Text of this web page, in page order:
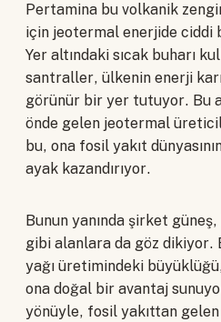
Pertamina bu volkanik
için jeotermal enerjide ciddi
Yer altındaki sıcak buharı
santraller, ülkenin enerji
görünür bir yer tutuyor. Bu
önde gelen jeotermal
bu, ona fosil yakıt
ayak kazandırıyor.
Bunun yanında şirket
gibi alanlara da göz dikiyor.
yağı üretimindeki
ona doğal bir avantaj
yönüyle, fosil yakıttan